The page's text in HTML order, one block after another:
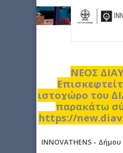
ΝΕΟΣ
ιστοχώρο του
παρακάτω
https://
INNOVATHENS -